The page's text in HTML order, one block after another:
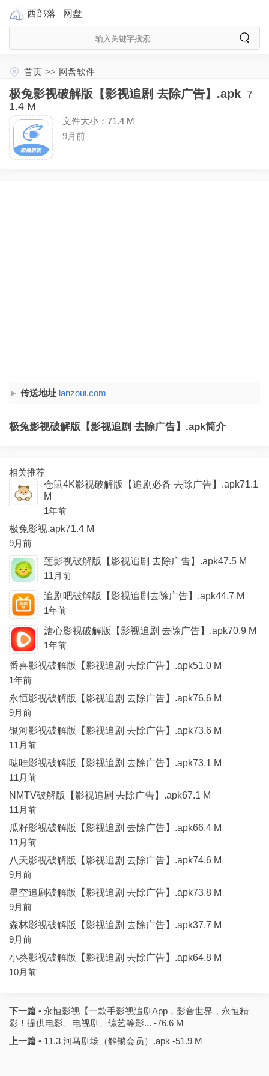
西部落 网盘
首页 >> 网盘软件
极兔影视破解版【影视追剧 去除广告】.apk 7
1.4 M
文件大小：71.4 M
9月前
传送地址 lanzoui.com
极兔影视破解版【影视追剧 去除广告】.apk简介
相关推荐
仓鼠4K影视破解版【追剧必备 去除广告】.apk71.1
M
1年前
极兔影视.apk71.4 M
9月前
莲影视破解版【影视追剧 去除广告】.apk47.5 M
11月前
追剧吧破解版【影视追剧去除广告】.apk44.7 M
1年前
溏心影视破解版【影视追剧 去除广告】.apk70.9 M
1年前
番喜影视破解版【影视追剧 去除广告】.apk51.0 M
1年前
永恒影视破解版【影视追剧 去除广告】.apk76.6 M
9月前
银河影视破解版【影视追剧 去除广告】.apk73.6 M
11月前
哒哇影视破解版【影视追剧 去除广告】.apk73.1 M
11月前
NMTV破解版【影视追剧 去除广告】.apk67.1 M
11月前
瓜籽影视破解版【影视追剧 去除广告】.apk66.4 M
11月前
八天影视破解版【影视追剧 去除广告】.apk74.6 M
9月前
星空追剧破解版【影视追剧 去除广告】.apk73.8 M
9月前
森林影视破解版【影视追剧 去除广告】.apk37.7 M
9月前
小葵影视破解版【影视追剧 去除广告】.apk64.8 M
10月前
下一篇 • 永恒影视【一款手影视追剧App，影音世界，永恒精
彩！提供电影、电视剧、综艺等影... -76.6 M
上一篇 • 11.3 河马剧场（解锁会员）.apk -51.9 M